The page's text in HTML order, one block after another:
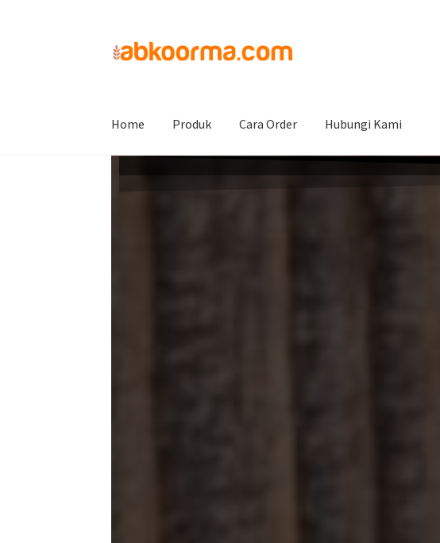
Home Produk Cara Order Hubungi Kami